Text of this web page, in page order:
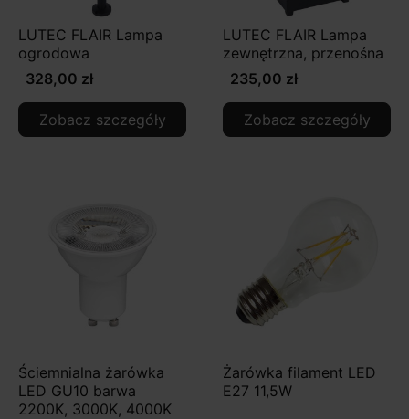
LUTEC FLAIR Lampa
ogrodowa
328,00 zł
Zobacz szczegóły
LUTEC FLAIR Lampa
zewnętrzna, przenośna
235,00 zł
Zobacz szczegóły
Ściemnialna żarówka
LED GU10 barwa
2200K, 3000K, 4000K
Żarówka filament LED
E27 11,5W